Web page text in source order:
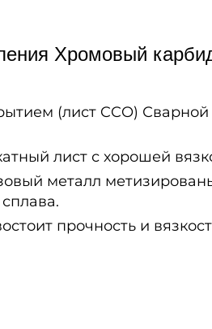
Хромовый
(лист CCO)
лист с хорошей
металл
прочность и